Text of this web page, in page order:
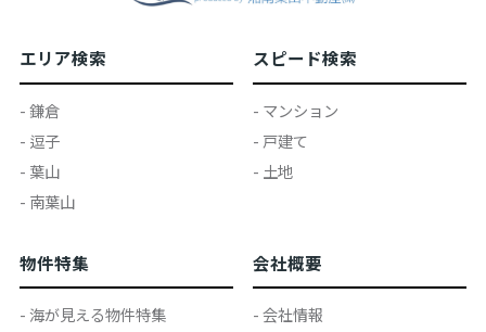
エリア検索
- 鎌倉
- 逗子
- 葉山
- 南葉山
スピード検索
- マンション
- 戸建て
- 土地
物件特集
- 海が見える物件特集
会社概要
- 会社情報